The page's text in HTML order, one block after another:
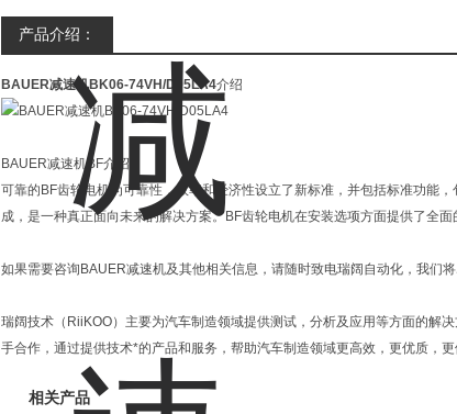
产品介绍：
BAUER减速机BK06-74VH/D05LA4介绍
BAUER减速机BF介绍
可靠的BF齿轮电机为可靠性，效率和经济性设立了新标准，并包括标准功能
成，是一种真正面向未来的解决方案。BF齿轮电机在安装选项方面提供了全
如果需要咨询BAUER减速机及其他相关信息，请随时致电瑞阔自动化，我们将
瑞阔技术（RiiKOO）主要为汽车制造领域提供测试，分析及应用等方面的解
手合作，通过提供技术*的产品和服务，帮助汽车制造领域更高效，更优质，
相关产品